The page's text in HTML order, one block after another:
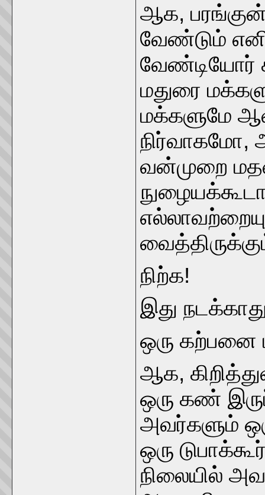
ஆக,
வேண்டும்
வேண்டியோர்
மதுரை
மக்களுமே
நிர்வாகமோ,
வன்முறை
நிற்க!
இது
ஒரு கற்பனை
ஆக,
ஒரு கண்
அவர்களும்
ஒரு
நிலையில்